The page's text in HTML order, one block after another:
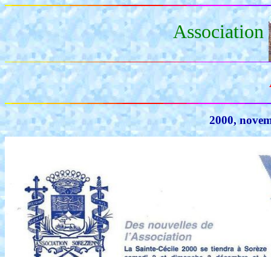
Association
2000,